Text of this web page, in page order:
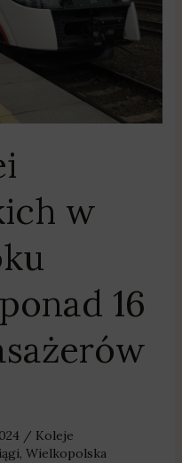
w
16
/ Koleje
, Wielkopolska